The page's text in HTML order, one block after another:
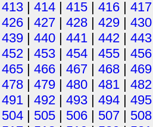
413 | 414 | 415 | 416 | 417
426 | 427 | 428 | 429 | 430
439 | 440 | 441 | 442 | 443
452 | 453 | 454 | 455 | 456
465 | 466 | 467 | 468 | 469
478 | 479 | 480 | 481 | 482
491 | 492 | 493 | 494 | 495
504 | 505 | 506 | 507 | 508